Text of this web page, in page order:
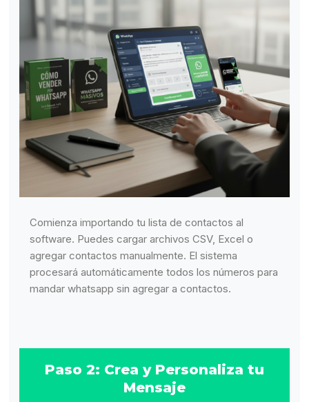
Comienza importando tu lista de contactos al
software. Puedes cargar archivos CSV, Excel o
agregar contactos manualmente. El sistema
procesará automáticamente todos los números para
mandar whatsapp sin agregar a contactos.
Paso 2: Crea y Personaliza tu
Mensaje